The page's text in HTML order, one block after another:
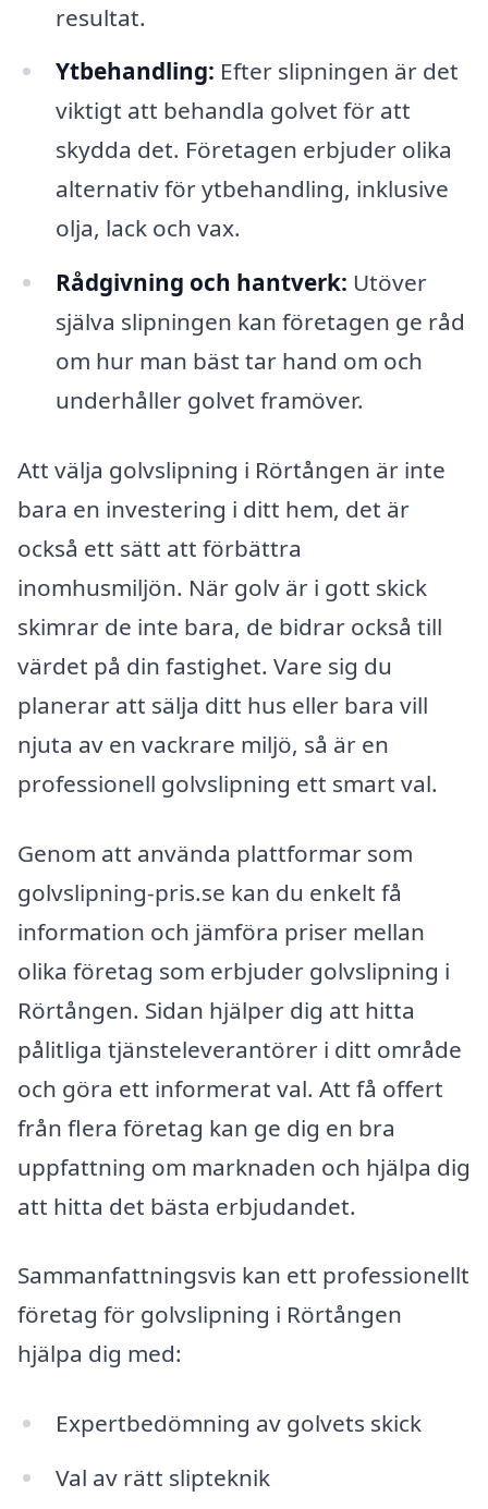
resultat.
Ytbehandling: Efter slipningen är det
viktigt att behandla golvet för att
skydda det. Företagen erbjuder olika
alternativ för ytbehandling, inklusive
olja, lack och vax.
Rådgivning och hantverk: Utöver
själva slipningen kan företagen ge råd
om hur man bäst tar hand om och
underhåller golvet framöver.
Att välja golvslipning i Rörtången är inte
bara en investering i ditt hem, det är
också ett sätt att förbättra
inomhusmiljön. När golv är i gott skick
skimrar de inte bara, de bidrar också till
värdet på din fastighet. Vare sig du
planerar att sälja ditt hus eller bara vill
njuta av en vackrare miljö, så är en
professionell golvslipning ett smart val.
Genom att använda plattformar som
golvslipning-pris.se kan du enkelt få
information och jämföra priser mellan
olika företag som erbjuder golvslipning i
Rörtången. Sidan hjälper dig att hitta
pålitliga tjänsteleverantörer i ditt område
och göra ett informerat val. Att få offert
från flera företag kan ge dig en bra
uppfattning om marknaden och hjälpa dig
att hitta det bästa erbjudandet.
Sammanfattningsvis kan ett professionellt
företag för golvslipning i Rörtången
hjälpa dig med:
Expertbedömning av golvets skick
Val av rätt slipteknik